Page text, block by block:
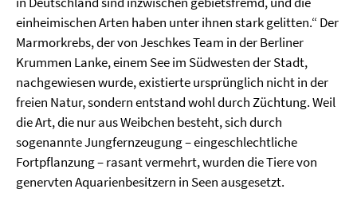
einheimischen Arten haben unter ihnen stark gelitten.“ Der
Marmorkrebs, der von Jeschkes Team in der Berliner
Krummen Lanke, einem See im Südwesten der Stadt,
nachgewiesen wurde, existierte ursprünglich nicht in der
freien Natur, sondern entstand wohl durch Züchtung. Weil
die Art, die nur aus Weibchen besteht, sich durch
sogenannte Jungfernzeugung – eingeschlechtliche
Fortpflanzung – rasant vermehrt, wurden die Tiere von
genervten Aquarienbesitzern in Seen ausgesetzt.